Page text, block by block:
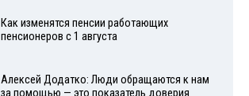
Как изменятся пенсии работающих
пенсионеров с 1 августа
Алексей Додатко: Люди обращаются к нам